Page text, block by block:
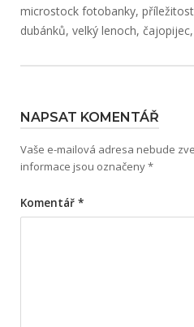
microstock fotobanky,
dubánků, velký lenoch,
NAPSAT KOMENTÁŘ
Vaše e-mailová adresa nebude
informace jsou označeny*
Komentář *